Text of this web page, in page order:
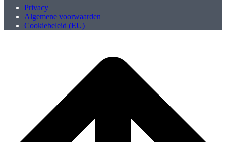
Privacy
Algemene voorwaarden
Cookiebeleid (EU)